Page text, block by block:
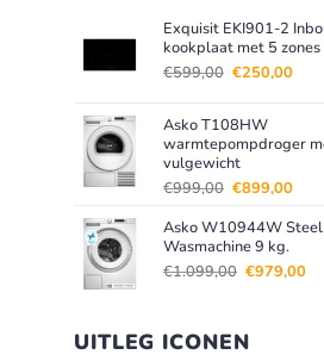
Exquisit EKI901-2
kookplaat met 5
€599,00
€599,00.
€250,00
Asko T108HW
warmtepompdroger
vulgewicht
€999,00
was:
€999,00.
€899,00
is:
Asko W10944W
Wasmachine 9 kg.
€1.099,00
€1.099,00.
€979,00
UITLEG ICONEN